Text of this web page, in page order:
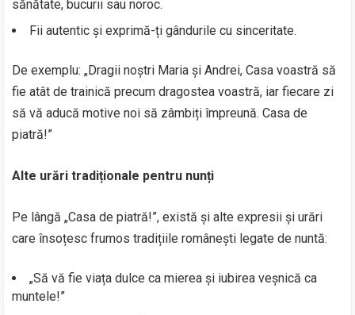
sănătate, bucurii sau noroc.
Fii autentic și exprimă-ți gândurile cu sinceritate.
De exemplu: „Dragii noștri Maria și Andrei, Casa voastră să
fie atât de trainică precum dragostea voastră, iar fiecare zi
să vă aducă motive noi să zâmbiți împreună. Casa de
piatră!”
Alte urări tradiționale pentru nunți
Pe lângă „Casa de piatră!”, există și alte expresii și urări
care însoțesc frumos tradițiile românești legate de nuntă:
„Să vă fie viața dulce ca mierea și iubirea veșnică ca
muntele!”